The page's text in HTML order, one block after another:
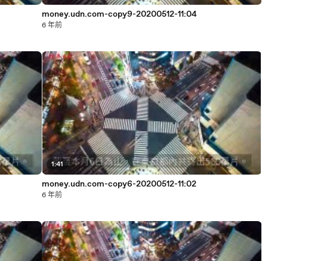
money.udn.com-copy9-20200512-11:04
6 年前
1:41
money.udn.com-copy6-20200512-11:02
6 年前